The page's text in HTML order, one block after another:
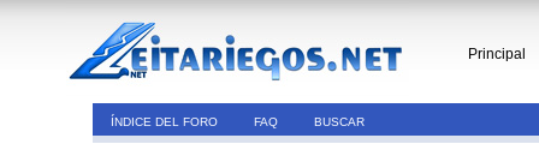
Principal
ÍNDICE DEL FORO FAQ BUSCAR